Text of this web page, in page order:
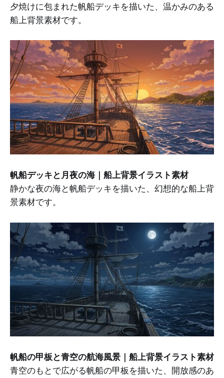
夕焼けに包まれた帆船デッキを描いた、温かみのある
船上背景素材です。
帆船デッキと月夜の海｜船上背景イラスト素材
静かな夜の海と帆船デッキを描いた、幻想的な船上背
景素材です。
帆船の甲板と青空の航海風景｜船上背景イラスト素材
青空のもとで広がる帆船の甲板を描いた、開放感のあ